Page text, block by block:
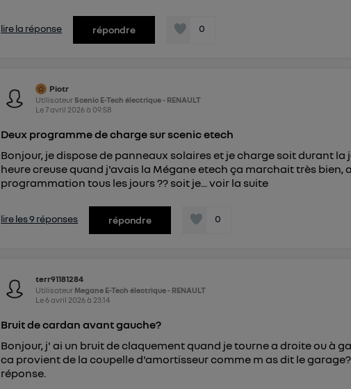
lire la réponse répondre 0
Piotr
UtilisateurScenic E-Tech électrique - RENAULT
Le7 avril 2026à 09:58
Deux programme de charge sur scenic etech
Bonjour, je dispose de panneaux solaires et je charge soit durant
heure creuse quand j'avais la Mégane etech ça marchait très bien,
programmation tous les jours ?? soit je...voir la suite
lire les 9 réponses répondre 0
terr91181284
Utilisateur Megane E-Tech électrique - RENAULT
Le6 avril 2026à 23:14
Bruit de cardan avant gauche?
Bonjour, j' ai un bruit de claquement quand je tourne a droite ou à
ca provient de la coupelle d'amortisseur comme m as dit le
réponse.